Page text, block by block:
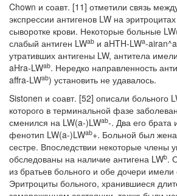
Chown и соавт. [11] отметили связь
экспрессии антигенов LW на
сыворотке крови. Некоторые больные
слабый антиген LWab и aHTH-LWa-
утративших антигены LW, антитела
aHra-LWab. Нередко направленность
affra-LWab) установить не удавалось.
Sistonen и соавт. [52] описали больного
которого в терми­нальной фазе
сменился на LW(a-)LWab-. Два его брата
фенотип LW(a-)LWab+. Больной был
сестре. Впоследствии некоторые члены
обследова­ны на наличие антигена LWb.
из братьев больного и обе дочери
Эритроциты больного, хранившиеся